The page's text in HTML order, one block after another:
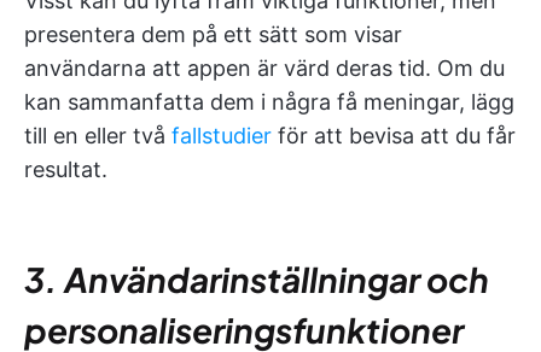
presentera dem på ett sätt som visar
användarna att appen är värd deras tid. Om du
kan sammanfatta dem i några få meningar, lägg
till en eller två fallstudier för att bevisa att du får
resultat.
3. Användarinställningar och
personaliseringsfunktioner